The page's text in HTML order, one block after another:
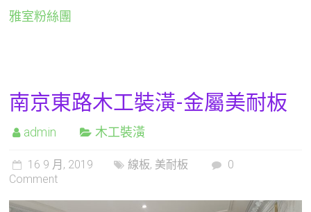
雅室粉絲團
南京東路木工裝潢-金屬美耐板
admin 木工裝潢
16 9 月, 2019 線板, 美耐板
0
Comment